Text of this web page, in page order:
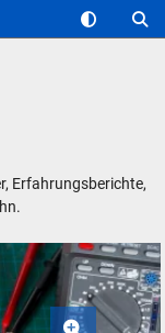
Erfahrungsberichte,